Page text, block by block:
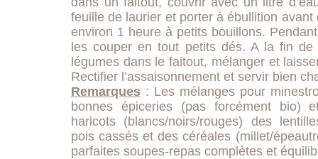
feuille de laurier et porter à ébullition
environ 1 heure à petits bouillons.
les couper en tout petits dés. A la fin de
légumes dans le faitout, mélanger et
Rectifier l’assaisonnement et servir bien
Remarques : Les mélanges pour
bonnes épiceries (pas forcément bio)
haricots (blancs/noirs/rouges) des
pois cassés et des céréales (millet/
parfaites soupes-repas complètes et